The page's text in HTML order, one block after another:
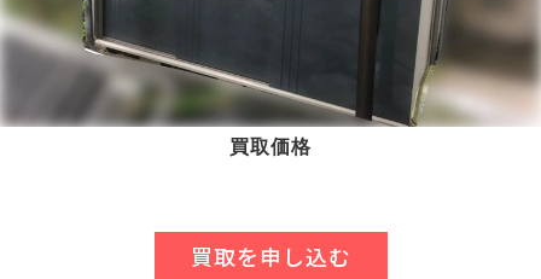
買取価格
買取を申し込む